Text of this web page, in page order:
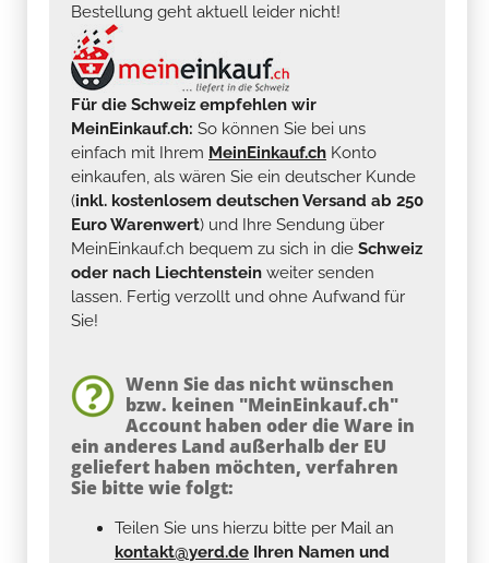
Bestellung geht aktuell leider nicht!
Für die Schweiz empfehlen wir
MeinEinkauf.ch: So können Sie bei uns
einfach mit Ihrem MeinEinkauf.ch Konto
einkaufen, als wären Sie ein deutscher Kunde
(inkl. kostenlosem deutschen Versand ab 250
Euro Warenwert) und Ihre Sendung über
MeinEinkauf.ch bequem zu sich in die Schweiz
oder nach Liechtenstein weiter senden
lassen. Fertig verzollt und ohne Aufwand für
Sie!
Wenn Sie das nicht wünschen
bzw. keinen "MeinEinkauf.ch"
Account haben oder die Ware in
ein anderes Land außerhalb der EU
geliefert haben möchten, verfahren
Sie bitte wie folgt:
Teilen Sie uns hierzu bitte per Mail an
kontakt@yerd.de Ihren Namen und